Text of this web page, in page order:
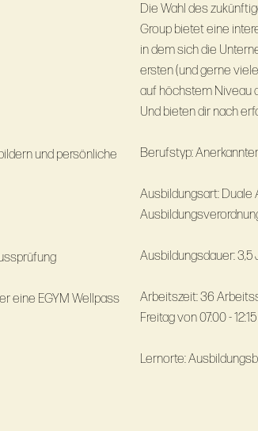
und persönliche
eine EGYM Wellpass
Die Wahl des
Group bietet eine
in dem sich die
ersten (und gerne
auf höchstem Niveau
Und bieten dir nach
Berufstyp:
Ausbildungsart: Duale
Arbeitszeit: 36
Freitag von 07:00 -
Lernorte: